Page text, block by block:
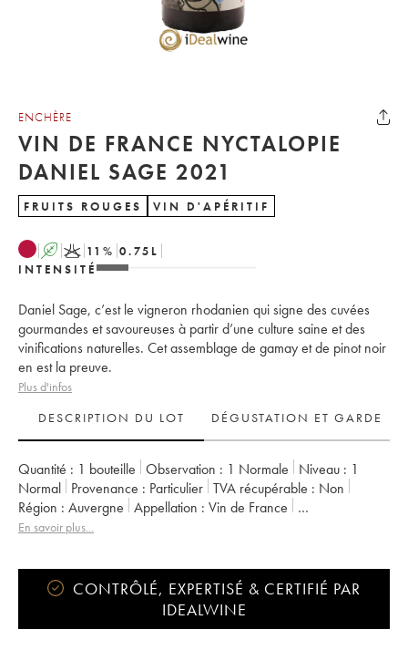
ENCHÈRE
VIN DE FRANCE NYCTALOPIE
DANIEL SAGE 2021
FRUITS ROUGES VIN D'APÉRITIF
A K 11 % 0.75 L
INTENSITÉ
Daniel Sage, c’est le vigneron rhodanien qui signe des cuvées
gourmandes et savoureuses à partir d’une culture saine et des
vinifications naturelles. Cet assemblage de gamay et de pinot noir
en est la preuve.
Plus d'infos
DESCRIPTION DU LOT
DÉGUSTATION ET GARDE
Quantité : 1 bouteille Observation : 1 Normale Niveau : 1
Normal
Provenance : particulier TVA récupérable :
non
Région :
Auvergne Appellation :
Vin de France
Propriétaire :
En savoir plus...
CONTRÔLÉ, EXPERTISÉ & CERTIFIÉ PAR
IDEALWINE